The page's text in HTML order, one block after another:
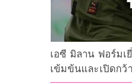
เอซี มิลาน ฟอร์มเ
เข้มข้นและเปิดกว้